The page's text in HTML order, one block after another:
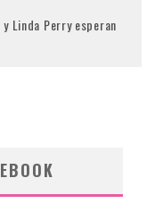
Linda Perry esperan